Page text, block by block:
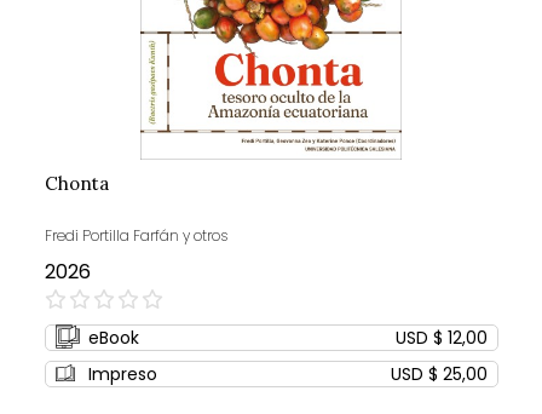
Chonta
Fredi Portilla Farfán y otros
2026
0%
eBook
USD $ 12,00
Impreso
USD $ 25,00